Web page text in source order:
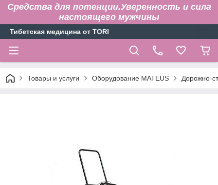
Средства для потенции.Уверенность и сила
настоящего мужчины
Тибетская медицина от TORI
Товары и услуги Оборудование MATEUS Дорожно-